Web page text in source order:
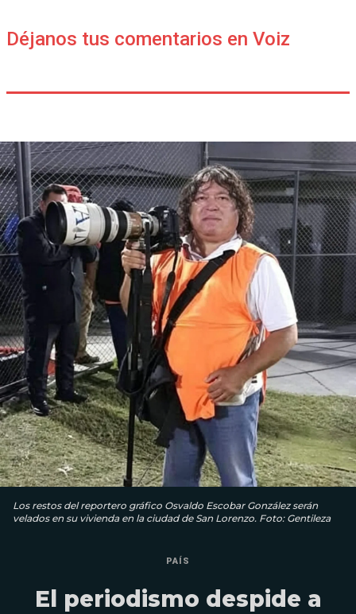
Déjanos tus comentarios en Voiz
Los restos del reportero gráfico Osvaldo Escobar González serán
velados en su vivienda en la ciudad de San Lorenzo. Foto: Gentileza
PAÍS
El periodismo despide a